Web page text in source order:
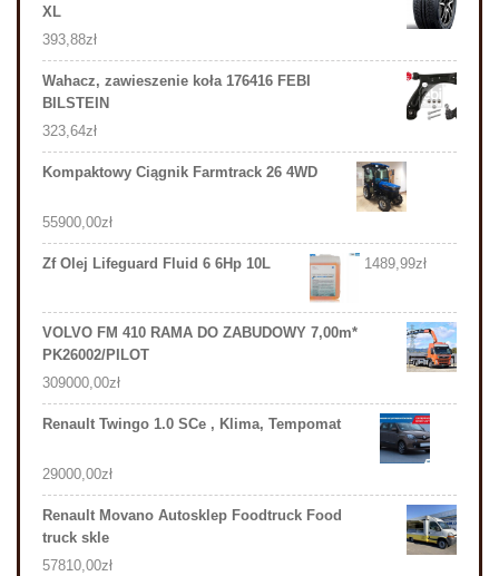
XL
393,88zł
Wahacz, zawieszenie koła 176416 FEBI
BILSTEIN
323,64zł
Kompaktowy Ciągnik Farmtrack 26 4WD
55900,00zł
Zf Olej Lifeguard Fluid 6 6Hp 10L 1489,99zł
VOLVO FM 410 RAMA DO ZABUDOWY 7,00m*
PK26002/PILOT
309000,00zł
Renault Twingo 1.0 SCe , Klima, Tempomat
29000,00zł
Renault Movano Autosklep Foodtruck Food
truck skle
57810,00zł